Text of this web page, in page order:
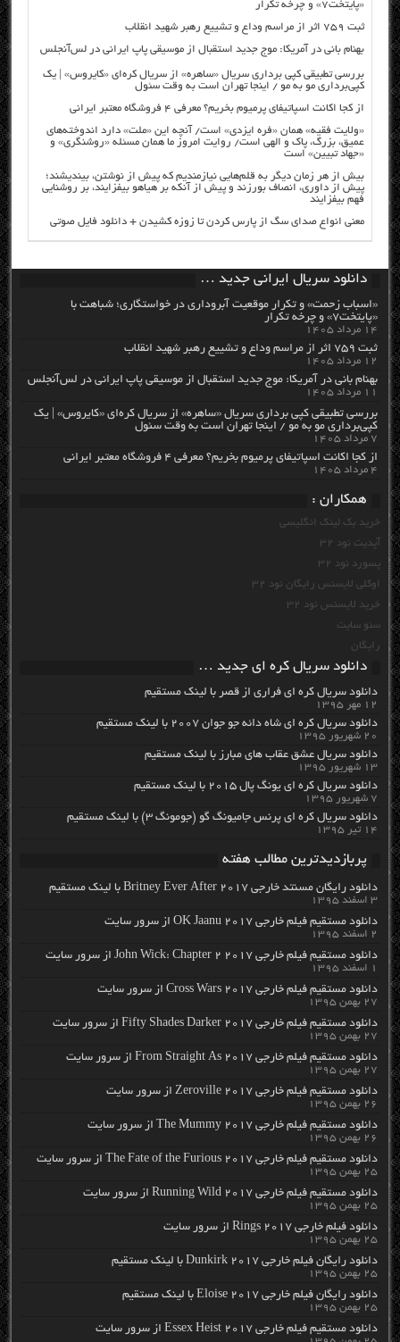
«پایتخت۷» و چرخه تکرار
ثبت ۷۵۹ اثر از مراسم وداع و تشییع رهبر شهید انقلاب
بهنام بانی در آمریکا: موج جدید استقبال از موسیقی پاپ ایرانی در لس‌آنجلس
بررسی تطبیقی کپی برداری سریال «ساهره» از سریال کره‌ای «کایروس» | یک
کپی‌برداری مو به مو / اینجا تهران است به وقت سئول
از کجا اکانت اسپاتیفای پرمیوم بخریم؟ معرفی ۴ فروشگاه معتبر ایرانی
«ولایت فقیه» همان «فره ایزدی» است/ آنچه این «ملت» دارد اندوخته‌های
عمیق، بزرگ، پاک و الهی است/ روایت امروز ما همان مسئله «روشنگری» و
«جهاد تبیین» است
بیش از هر زمان دیگر به قلم‌هایی نیازمندیم که پیش از نوشتن، بیندیشند؛
پیش از داوری، انصاف بورزند و پیش از آنکه بر هیاهو بیفزایند، بر روشنایی
فهم بیفزایند
معنی انواع صدای سگ از پارس کردن تا زوزه کشیدن + دانلود فایل صوتی
دانلود سریال ایرانی جدید …
«اسباب زحمت» و تکرار موقعیت آبروداری در خواستگاری؛ شباهت با
«پایتخت۷» و چرخه تکرار
۱۴ مرداد ۱۴۰۵
ثبت ۷۵۹ اثر از مراسم وداع و تشییع رهبر شهید انقلاب
۱۲ مرداد ۱۴۰۵
بهنام بانی در آمریکا: موج جدید استقبال از موسیقی پاپ ایرانی در لس‌آنجلس
۱۱ مرداد ۱۴۰۵
بررسی تطبیقی کپی برداری سریال «ساهره» از سریال کره‌ای «کایروس» | یک
کپی‌برداری مو به مو / اینجا تهران است به وقت سئول
۷ مرداد ۱۴۰۵
از کجا اکانت اسپاتیفای پرمیوم بخریم؟ معرفی ۴ فروشگاه معتبر ایرانی
۴ مرداد ۱۴۰۵
همکاران :
خرید بک لینک انگلیسی
آپدیت نود 32
پسورد نود 32
اوکلی لایسنس رایگان نود 32
خرید لایسنس نود 32
سئو سایت
رایگان
دانلود سریال کره ای جدید …
دانلود سریال کره ای فراری از قصر با لینک مستقیم
۱۲ مهر ۱۳۹۵
دانلود سریال کره ای شاه دائه جو جوان ۲۰۰۷ با لینک مستقیم
۲۰ شهریور ۱۳۹۵
دانلود سریال عشق عقاب های مبارز با لینک مستقیم
۱۳ شهریور ۱۳۹۵
دانلود سریال کره ای یونگ پال ۲۰۱۵ با لینک مستقیم
۷ شهریور ۱۳۹۵
دانلود سریال کره ای پرنس جامیونگ گو (جومونگ ۳) با لینک مستقیم
۱۴ تیر ۱۳۹۵
پربازدیدترین مطالب هفته
دانلود رایگان مسنتد خارجی Britney Ever After 2017 با لینک مستقیم
۳ اسفند ۱۳۹۵
دانلود مستقیم فیلم خارجی OK Jaanu 2017 از سرور سایت
۲ اسفند ۱۳۹۵
دانلود مستقیم فیلم خارجی John Wick: Chapter 2 2017 از سرور سایت
۱ اسفند ۱۳۹۵
دانلود مستقیم فیلم خارجی Cross Wars 2017 از سرور سایت
۲۷ بهمن ۱۳۹۵
دانلود مستقیم فیلم خارجی Fifty Shades Darker 2017 از سرور سایت
۲۷ بهمن ۱۳۹۵
دانلود مستقیم فیلم خارجی From Straight As 2017 از سرور سایت
۲۷ بهمن ۱۳۹۵
دانلود مستقیم فیلم خارجی Zeroville 2017 از سرور سایت
۲۶ بهمن ۱۳۹۵
دانلود مستقیم فیلم خارجی The Mummy 2017 از سرور سایت
۲۶ بهمن ۱۳۹۵
دانلود مستقیم فیلم خارجی The Fate of the Furious 2017 از سرور سایت
۲۵ بهمن ۱۳۹۵
دانلود مستقیم فیلم خارجی Running Wild 2017 از سرور سایت
۲۵ بهمن ۱۳۹۵
دانلود فیلم خارجی Rings 2017 از سرور سایت
۲۵ بهمن ۱۳۹۵
دانلود رایگان فیلم خارجی Dunkirk 2017 با لینک مستقیم
۲۵ بهمن ۱۳۹۵
دانلود رایگان فیلم خارجی Eloise 2017 با لینک مستقیم
۲۵ بهمن ۱۳۹۵
دانلود مستقیم فیلم خارجی Essex Heist 2017 از سرور سایت